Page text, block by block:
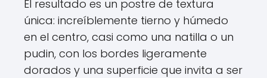
El resultado es un postre de textura
única: increíblemente tierno y húmedo
en el centro, casi como una natilla o un
pudin, con los bordes ligeramente
dorados y una superficie que invita a ser